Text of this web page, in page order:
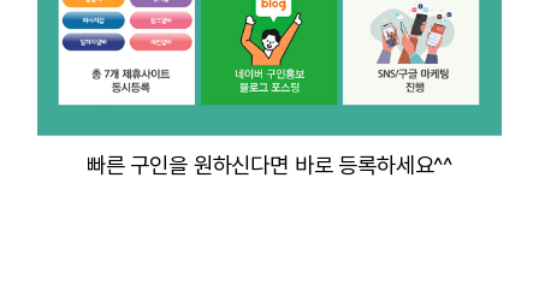
빠른 구인을 원하신다면 바로 등록하세요^^